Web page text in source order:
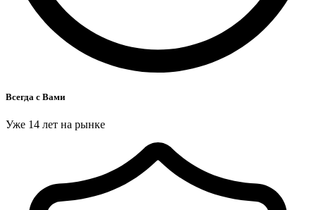
Всегда с Вами
Уже 14 лет на рынке